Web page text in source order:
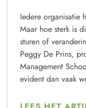
Iedere organisatie
Maar hoe sterk is
sturen of
Peggy De Prins,
Management
evident dan vaak